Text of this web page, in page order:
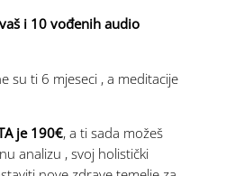
i 10 vođenih audio
su ti 6 mjeseci , a meditacije
je 190€, a ti sada možeš
analizu , svoj holistički